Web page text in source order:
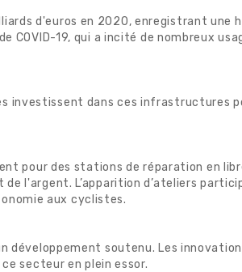
d'euros en 2020, enregistrant une
COVID-19, qui a incité de nombreux
investissent dans ces infrastructures
pour des stations de réparation en
l'argent. L’apparition d’ateliers
aux cyclistes.
développement soutenu. Les
secteur en plein essor.